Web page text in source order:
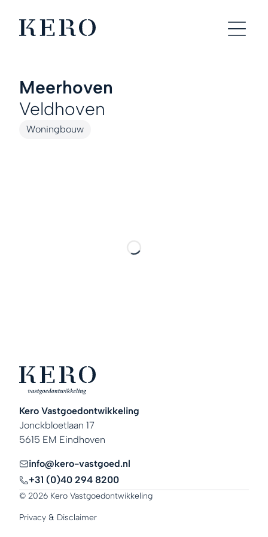
Meerhoven
Veldhoven
Woningbouw
Kero Vastgoedontwikkeling
Jonckbloetlaan 17
5615 EM Eindhoven
info@kero-vastgoed.nl
+31 (0)40 294 8200
© 2026 Kero Vastgoedontwikkeling
Privacy & Disclaimer